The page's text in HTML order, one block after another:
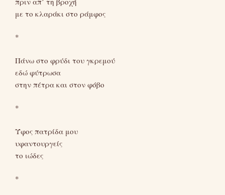
με το κλαράκι στο ράμφος
*
Πάνω στο φρύδι του γκρεμού
εδώ φύτρωσα
στην πέτρα και στον φόβο
*
Ύφος πατρίδα μου
υφαντουργείς
το ιώδες
*